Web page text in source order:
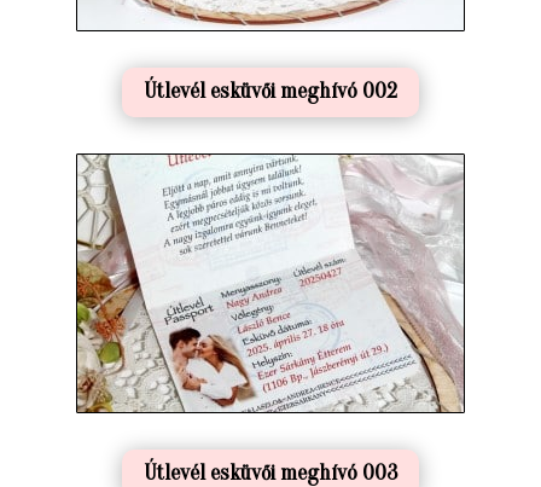
Útlevél esküvői meghívó 002
Útlevél esküvői meghívó 003